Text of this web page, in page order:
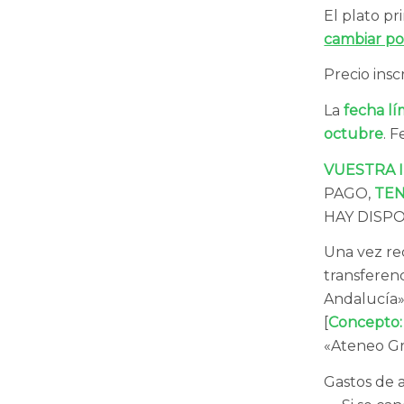
El plato
cambiar
Precio
Lafecha
octubre.
VUESTRA
PAGO,
HAY
Una vez
[C
«Ateneo
Gastos de